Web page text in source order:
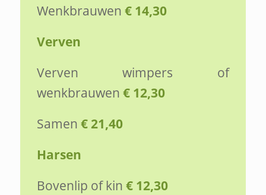
Wenkbrauwen€ 14,30
Verven
Verven wimpers of
wenkbrauwen€ 12,30
Samen€ 21,40
Harsen
Bovenlip of kin€ 12,30